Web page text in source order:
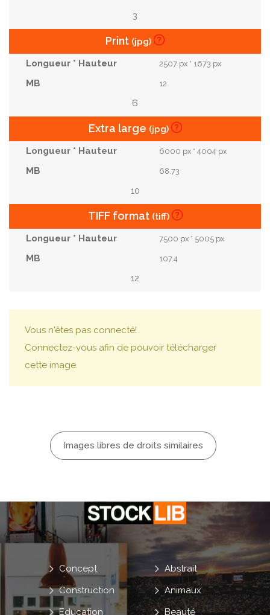
3
Print (jpg)
2507 px * 1673 px
12
6
Extra large (jpg)
6000 px * 4004 px
68.73
10
TIFF format (tiff)
7500 px * 5005 px
107.4
12
Vous n'êtes pas connecté!
Connectez-vous afin de pouvoir télécharger
cette image.
Images libres de droits similaires
Abstrait
Animaux
Beauté
Concept
Construction
Education